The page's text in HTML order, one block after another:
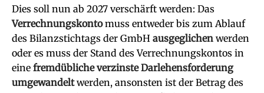
Dies soll nun ab 2027 verschärft werden: Das
Verrechnungskontomuss entweder bis zum Ablauf
des Bilanzstichtags der GmbH ausgeglichen werden
oder es muss der Stand des Verrechnungskontos in
eine fremdübliche verzinste Darlehensforderung
umgewandeltwerden, ansonsten ist der Betrag des